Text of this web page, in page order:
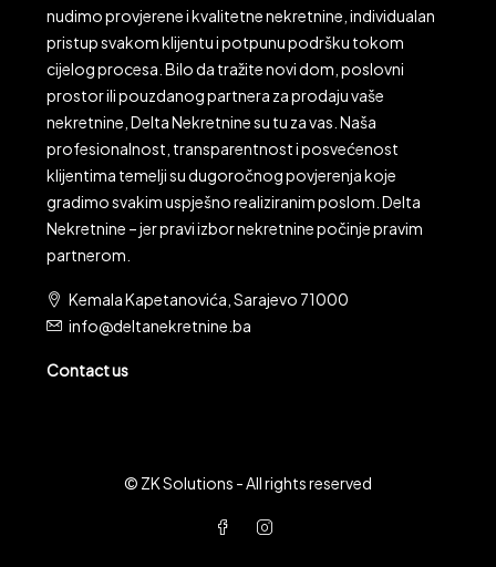
nudimo provjerene i kvalitetne nekretnine, individualan
pristup svakom klijentu i potpunu podršku tokom
cijelog procesa. Bilo da tražite novi dom, poslovni
prostor ili pouzdanog partnera za prodaju vaše
nekretnine, Delta Nekretnine su tu za vas. Naša
profesionalnost, transparentnost i posvećenost
klijentima temelji su dugoročnog povjerenja koje
gradimo svakim uspješno realiziranim poslom. Delta
Nekretnine – jer pravi izbor nekretnine počinje pravim
partnerom.
Kemala Kapetanovića, Sarajevo 71000
info@deltanekretnine.ba
Contact us
© ZK Solutions - All rights reserved